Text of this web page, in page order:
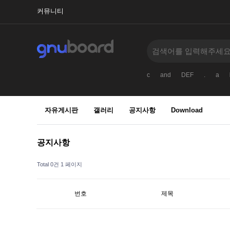
커뮤니티
c and DEF . a
자유게시판 갤러리 공지사항 Download
공지사항
Total 0건 1 페이지
번호 제목